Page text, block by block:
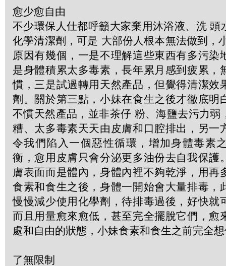
愈少愈自由
不少環保人仕都呼籲大家棄用沐浴液、洗 頭
化學清潔劑，可是 大部份人根本無法做到，
原因有幾個，一是不理解這些東西有多污染
是身體積累太多毒素，長年累月感到疲累，
慣，三是試過轉用天然產品，但覺得清潔效
劑。關於第三點，小妹在食生之後才徹底明
不慣天然產品，並非茶仔 粉、海鹽去污力弱
糟、太多毒素天天由皮膚和口腔排出，另一
令我們陷入一個惡性循環，增加身體毒素
衡，愈用皮膚只會分泌更多油份去自我保護
膚表面而是體內，身體內裡不夠乾淨，用再
食素和食生之後，身體一開始會大量排毒，
慢慢減少使用化學劑，待排毒過後，好快就
而且用量愈來愈低，甚至完全擺脫它們，愈
處和自由的狀態，小妹食素和食生之前完全
了無限制